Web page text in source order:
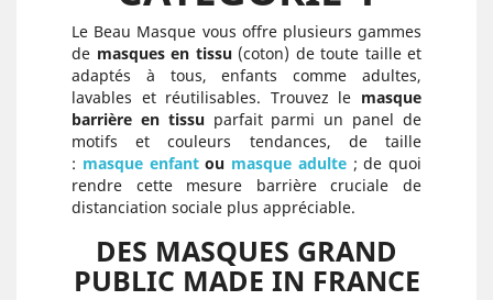
Le Beau Masque vous offre plusieurs gammes
de masques en tissu(coton) de toute taille et
adaptés à tous, enfants comme adultes,
lavables et réutilisables. Trouvez le masque
barrière en tissuparfait parmi un panel de
motifs et couleurs tendances, de taille
: masque enfantou masque adulte ; de quoi
rendre cette mesure barrière cruciale de
distanciation sociale plus appréciable.
DES MASQUES GRAND
PUBLIC MADE IN FRANCE